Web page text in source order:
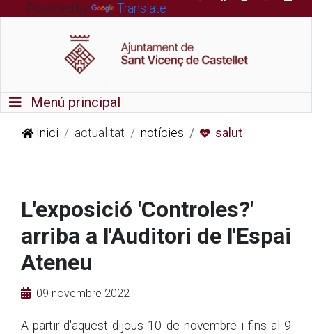
Powered by Translate
Commutador de navegació
Menú principal
Inici actualitat notícies salut
L'exposició 'Controles?'
arriba a l'Auditori de l'Espai
Ateneu
09 novembre 2022
A partir d'aquest dijous 10 de novembre i fins al 9